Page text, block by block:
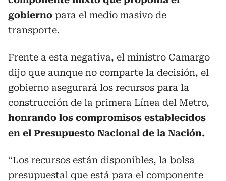
gobierno para el medio masivo de
transporte.
Frente a esta negativa, el ministro Camargo
dijo que aunque no comparte la decisión, el
gobierno asegurará los recursos para la
construcción de la primera Línea del Metro,
honrando los compromisos establecidos
en el Presupuesto Nacional de la Nación.
“Los recursos están disponibles, la bolsa
presupuestal que está para el componente